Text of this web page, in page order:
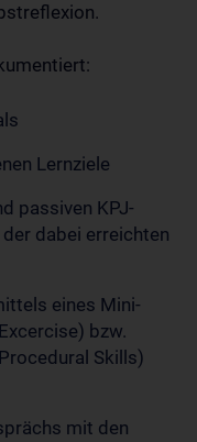
Lernziele
passiven KPJ-
dabei erreichten
eines Mini-
bzw.
Skills)
mit den